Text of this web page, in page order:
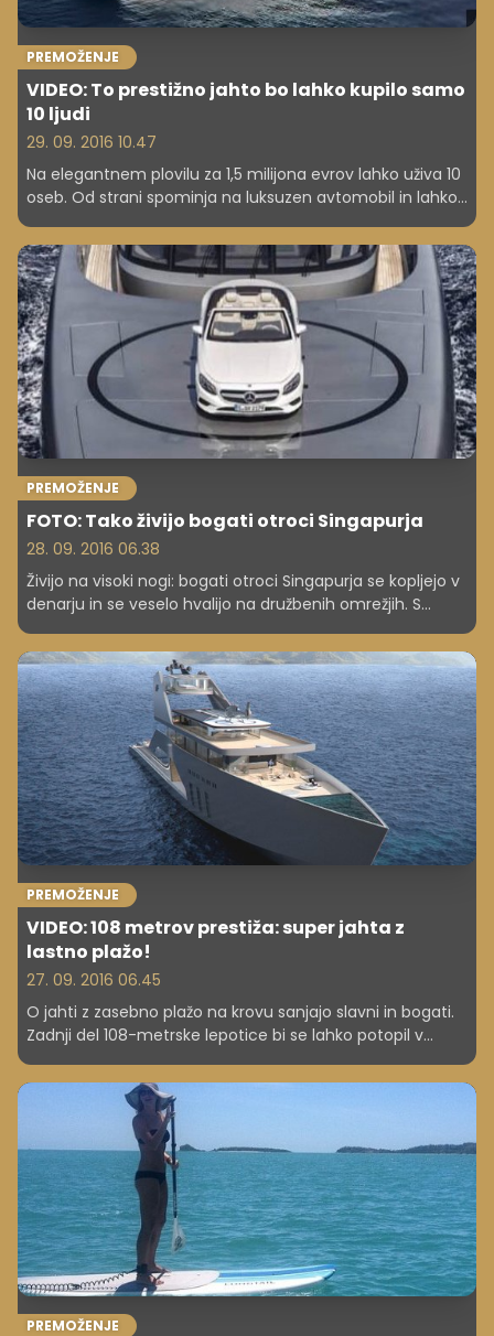
PREMOŽENJE
VIDEO: To prestižno jahto bo lahko kupilo samo
10 ljudi
29. 09. 2016 10.47
Na elegantnem plovilu za 1,5 milijona evrov lahko uživa 10
oseb. Od strani spominja na luksuzen avtomobil in lahko
PREMOŽENJE
FOTO: Tako živijo bogati otroci Singapurja
28. 09. 2016 06.38
Živijo na visoki nogi: bogati otroci Singapurja se kopljejo v
denarju in se veselo hvalijo na družbenih omrežjih. S
katerem lahko večina le sanja.
PREMOŽENJE
VIDEO: 108 metrov prestiža: super jahta z
lastno plažo!
27. 09. 2016 06.45
O jahti z zasebno plažo na krovu sanjajo slavni in bogati.
Zadnji del 108-metrske lepotice bi se lahko potopil v
PREMOŽENJE